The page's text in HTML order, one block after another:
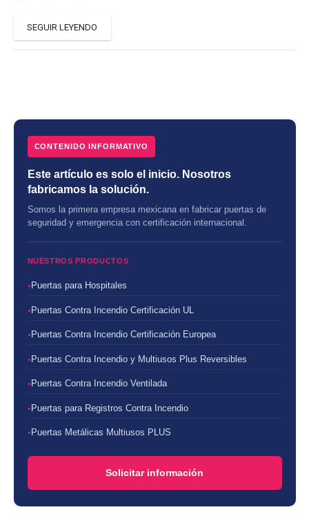
SEGUIR LEYENDO
CONTENIDO INFORMATIVO
Este artículo es solo el inicio. Nosotros
fabricamos la solución.
Somos la primera empresa mexicana en fabricar puertas de
seguridad y emergencia con certificación internacional.
NUESTROS PRODUCTOS
Puertas para Hospitales
Puertas Contra Incendio Certificación UL
Puertas Contra Incendio Certificación Europea
Puertas Contra Incendio y Multiusos Plus Reversibles
Puertas Contra Incendio Ventilada
Puertas para Registros Contra Incendio
Puertas Metálicas Multiusos PLUS
Solicitar información